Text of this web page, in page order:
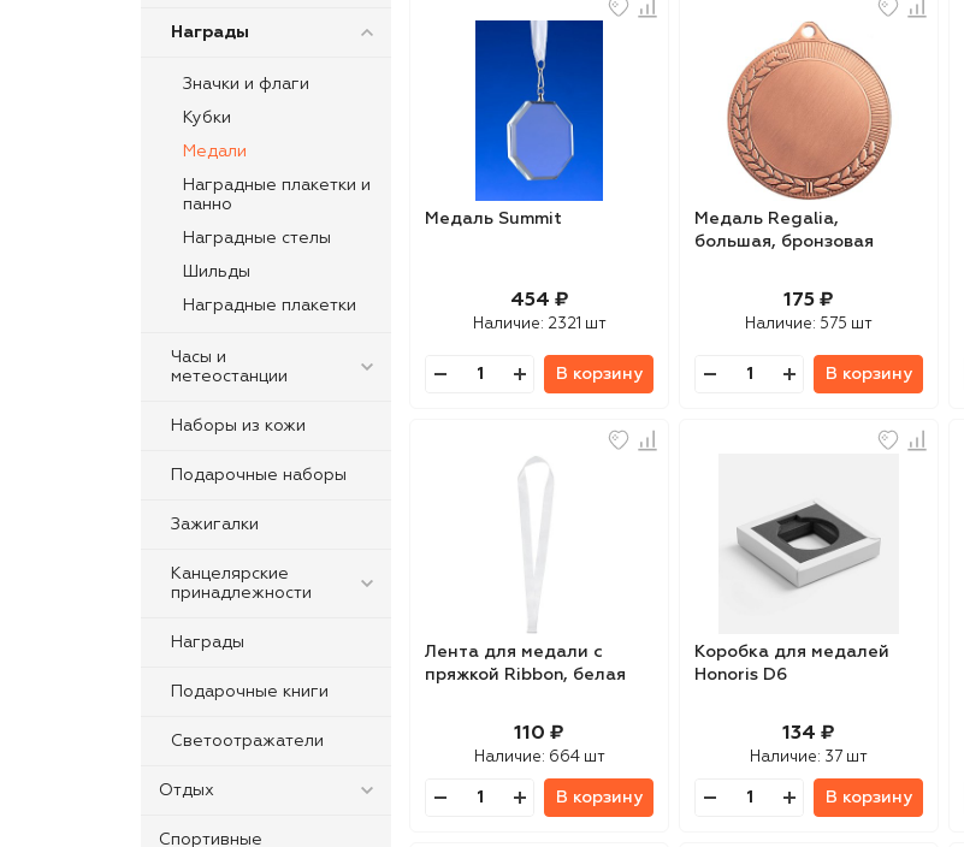
Награды
Значки и флаги
Кубки
Медали
Наградные плакетки и
панно
Наградные стелы
Шильды
Наградные плакетки
Часы и
метеостанции
Наборы из кожи
Подарочные наборы
Зажигалки
Канцелярские
принадлежности
Награды
Подарочные книги
Светоотражатели
Отдых
Спортивные
Медаль Summit
454 ₽
Наличие: 2321 шт
В корзину
Медаль Regalia,
большая, бронзовая
175 ₽
Наличие: 575 шт
В корзину
Лента для медали с
пряжкой Ribbon, белая
110 ₽
Наличие: 664 шт
В корзину
Коробка для медалей
Honoris D6
134 ₽
Наличие: 37 шт
В корзину